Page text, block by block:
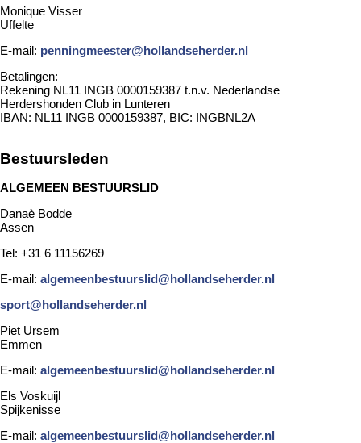
Monique Visser
Uffelte
E-mail: penningmeester@hollandseherder.nl
Betalingen:
Rekening NL11 INGB 0000159387 t.n.v. Nederlandse
Herdershonden Club in Lunteren
IBAN: NL11 INGB 0000159387, BIC: INGBNL2A
Bestuursleden
ALGEMEEN BESTUURSLID
Danaè Bodde
Assen
Tel: +31 6 11156269
E-mail: algemeenbestuurslid@hollandseherder.nl
sport@hollandseherder.nl
Piet Ursem
Emmen
E-mail: algemeenbestuurslid@hollandseherder.nl
Els Voskuijl
Spijkenisse
E-mail: algemeenbestuurslid@hollandseherder.nl